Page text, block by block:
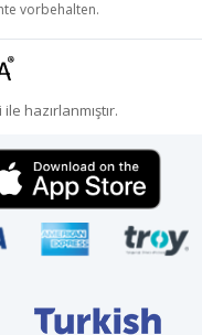
vorbehalten.
hazırlanmıştır.